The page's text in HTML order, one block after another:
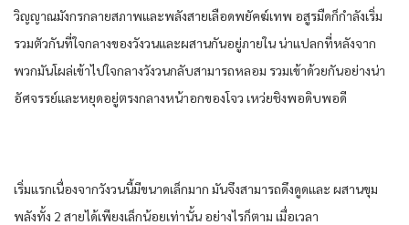
วิญญาณมังกรกลายสภาพและพลังสายเลือดพยัคฆ์เทพ อสูรมืดก็กําลังเริ่ม
รวมตัวกันที่ใจกลางของวังวนและผสานกันอยู่ภายใน น่าแปลกที่หลังจาก
พวกมันโผล่เข้าไปใจกลางวังวนกลับสามารถหลอม รวมเข้าด้วยกันอย่างน่า
อัศจรรย์และหยุดอยู่ตรงกลางหน้าอกของโจว เหว่ยชิงพอดิบพอดี
เริ่มแรกเนื่องจากวังวนนี้มีขนาดเล็กมาก มันจึงสามารถดึงดูดและ ผสานขุม
พลังทั้ง 2 สายได้เพียงเล็กน้อยเท่านั้น อย่างไรก็ตาม เมื่อเวลา